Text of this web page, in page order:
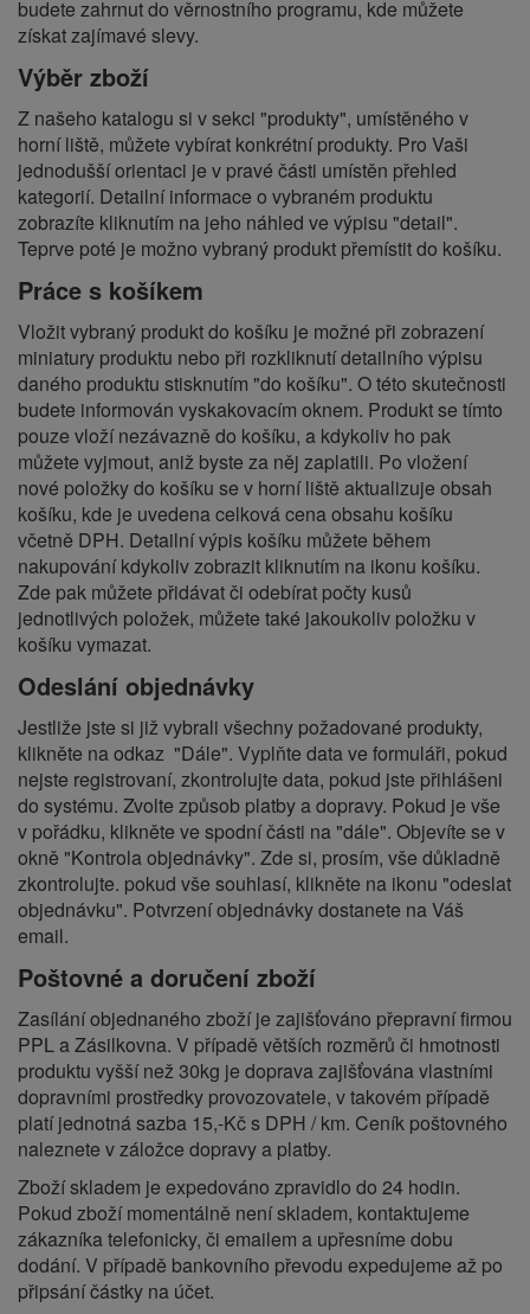
budete zahrnut do věrnostního programu, kde můžete
získat zajímavé slevy.
Výběr zboží
Z našeho katalogu si v sekci "produkty", umístěného v
horní liště, můžete vybírat konkrétní produkty. Pro Vaši
jednodušší orientaci je v pravé části umístěn přehled
kategorií. Detailní informace o vybraném produktu
zobrazíte kliknutím na jeho náhled ve výpisu "detail".
Teprve poté je možno vybraný produkt přemístit do košíku.
Práce s košíkem
Vložit vybraný produkt do košíku je možné při zobrazení
miniatury produktu nebo při rozkliknutí detailního výpisu
daného produktu stisknutím "do košíku". O této skutečnosti
budete informován vyskakovacím oknem. Produkt se tímto
pouze vloží nezávazně do košíku, a kdykoliv ho pak
můžete vyjmout, aniž byste za něj zaplatili. Po vložení
nové položky do košíku se v horní liště aktualizuje obsah
košíku, kde je uvedena celková cena obsahu košíku
včetně DPH. Detailní výpis košíku můžete během
nakupování kdykoliv zobrazit kliknutím na ikonu košíku.
Zde pak můžete přidávat či odebírat počty kusů
jednotlivých položek, můžete také jakoukoliv položku v
košíku vymazat.
Odeslání objednávky
Jestliže jste si již vybrali všechny požadované produkty,
klikněte na odkaz "Dále". Vyplňte data ve formuláři, pokud
nejste registrovaní, zkontrolujte data, pokud jste přihlášeni
do systému. Zvolte způsob platby a dopravy. Pokud je vše
v pořádku, klikněte ve spodní části na "dále". Objevíte se v
okně "Kontrola objednávky". Zde si, prosím, vše důkladně
zkontrolujte. pokud vše souhlasí, klikněte na ikonu "odeslat
objednávku". Potvrzení objednávky dostanete na Váš
email.
Poštovné a doručení zboží
Zasílání objednaného zboží je zajišťováno přepravní firmou
PPL a Zásilkovna. V případě větších rozměrů či hmotnosti
produktu vyšší než 30kg je doprava zajišťována vlastními
dopravními prostředky provozovatele, v takovém případě
platí jednotná sazba 15,-Kč s DPH / km. Ceník poštovného
naleznete v záložce dopravy a platby.
Zboží skladem je expedováno zpravidlo do 24 hodin.
Pokud zboží momentálně není skladem, kontaktujeme
zákazníka telefonicky, či emailem a upřesníme dobu
dodání. V případě bankovního převodu expedujeme až po
připsání částky na účet.